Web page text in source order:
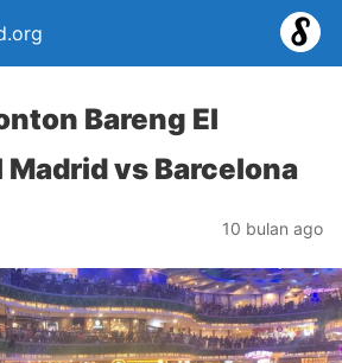
Bareng El
Madrid vs Barcelona
10 bulan ago